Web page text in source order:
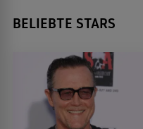
BELIEBTE STARS